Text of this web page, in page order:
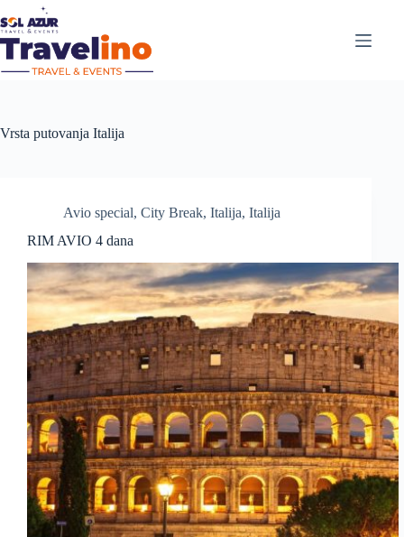
Vrsta putovanja Italija
Avio special, City Break, Italija, Italija
RIM AVIO 4 dana